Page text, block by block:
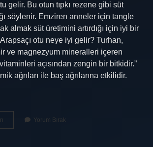
gelir. Bu otun tıpkı rezene gibi süt
söylenir. Emziren anneler için tangle
almak süt üretimini artırdığı için iyi bir
otu neye iyi gelir? Turhan,
ve magnezyum mineralleri içeren
açısından zengin bir bitkidir.”
ağrıları ile baş ağrılarına etkilidir.
Arapsaçı
Otu
Yorum Bırak